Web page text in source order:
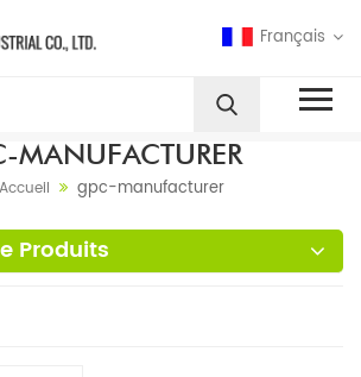
Français
MANUFACTURER
Accueil gpc-manufacturer
Produits